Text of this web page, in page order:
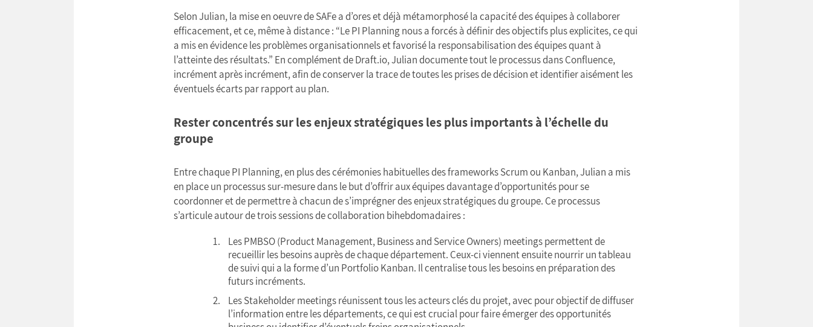
Selon Julian, la mise en oeuvre de SAFe a d’ores et déjà métamorphosé la capacité des équipes à collaborer
efficacement, et ce, même à distance : “Le PI Planning nous a forcés à définir des objectifs plus explicites, ce qui
a mis en évidence les problèmes organisationnels et favorisé la responsabilisation des équipes quant à
l’atteinte des résultats.” En complément de Draft.io, Julian documente tout le processus dans Confluence,
incrément après incrément, afin de conserver la trace de toutes les prises de décision et identifier aisément les
éventuels écarts par rapport au plan.
Rester concentrés sur les enjeux stratégiques les plus importants à l’échelle du
groupe
Entre chaque PI Planning, en plus des cérémonies habituelles des frameworks Scrum ou Kanban, Julian a mis
en place un processus sur-mesure dans le but d’offrir aux équipes davantage d’opportunités pour se
coordonner et de permettre à chacun de s’imprégner des enjeux stratégiques du groupe. Ce processus
s’articule autour de trois sessions de collaboration bihebdomadaires :
Les PMBSO (Product Management, Business and Service Owners) meetings permettent de
recueillir les besoins auprès de chaque département. Ceux-ci viennent ensuite nourrir un tableau
de suivi qui a la forme d’un Portfolio Kanban. Il centralise tous les besoins en préparation des
futurs incréments.
Les Stakeholder meetings réunissent tous les acteurs clés du projet, avec pour objectif de diffuser
l’information entre les départements, ce qui est crucial pour faire émerger des opportunités